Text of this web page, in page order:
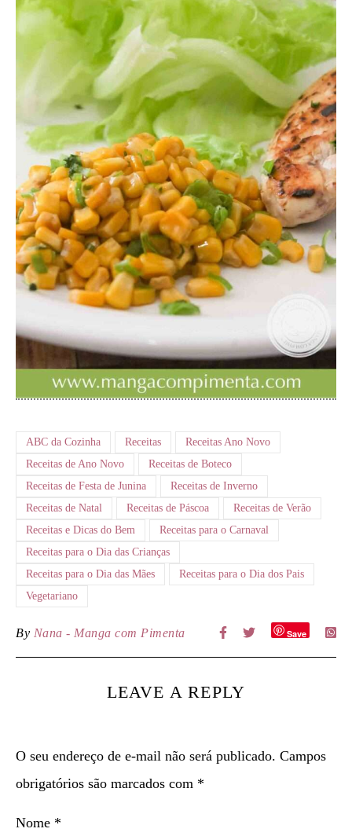
ABC da Cozinha Receitas
Receitas Ano Novo
Receitas de Ano Novo
Receitas de Boteco
Receitas de Festa de Junina
Receitas de Inverno
Receitas de Natal
Receitas de Páscoa
Receitas de Verão
Receitas e Dicas do Bem
Receitas para o Carnaval
Receitas para o Dia das Crianças
Receitas para o Dia das Mães
Receitas para o Dia dos Pais
Vegetariano
By Nana - Manga com Pimenta Save
LEAVE A REPLY
O seu endereço de e-mail não será publicado. Campos
obrigatórios são marcados com *
Nome *